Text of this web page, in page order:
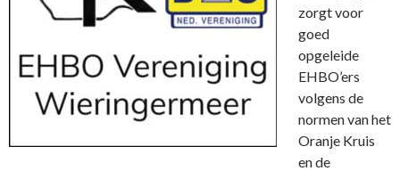
zorgt voor
goed
opgeleide
EHBO’ers
volgens de
normen van het
Oranje Kruis
en de